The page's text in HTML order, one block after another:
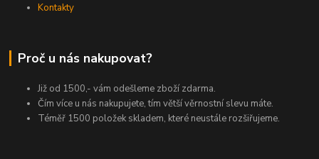
Kontakty
Proč u nás nakupovat?
Již od 1500,- vám odešleme zboží zdarma.
Čím více u nás nakupujete, tím větší věrnostní slevu máte.
Téměř 1500 položek skladem, které neustále rozšiřujeme.